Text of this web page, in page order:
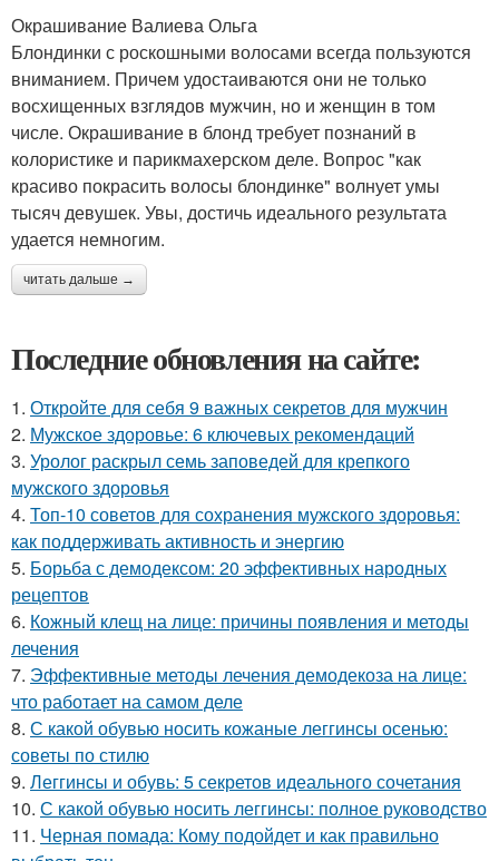
Окрашивание Валиева Ольга
Блондинки с роскошными волосами всегда пользуются
вниманием. Причем удостаиваются они не только
восхищенных взглядов мужчин, но и женщин в том
числе. Окрашивание в блонд требует познаний в
колористике и парикмахерском деле. Вопрос "как
красиво покрасить волосы блондинке" волнует умы
тысяч девушек. Увы, достичь идеального результата
удается немногим.
читать дальше →
Последние обновления на сайте:
1. Откройте для себя 9 важных секретов для мужчин
2. Мужское здоровье: 6 ключевых рекомендаций
3. Уролог раскрыл семь заповедей для крепкого
мужского здоровья
4. Топ-10 советов для сохранения мужского здоровья:
как поддерживать активность и энергию
5. Борьба с демодексом: 20 эффективных народных
рецептов
6. Кожный клещ на лице: причины появления и методы
лечения
7. Эффективные методы лечения демодекоза на лице:
что работает на самом деле
8. С какой обувью носить кожаные леггинсы осенью:
советы по стилю
9. Леггинсы и обувь: 5 секретов идеального сочетания
10. С какой обувью носить леггинсы: полное руководство
11. Черная помада: Кому подойдет и как правильно